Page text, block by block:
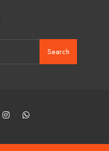
Search